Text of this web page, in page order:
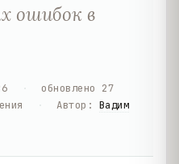
ошибок в
обновлено 27
Автор : Вадим